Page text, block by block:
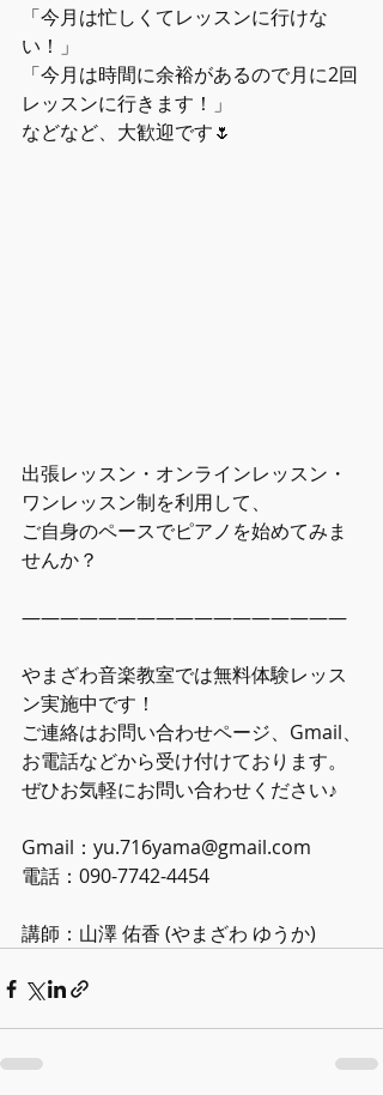
「今月は忙しくてレッスンに行けな
い！」
「今月は時間に余裕があるので月に2回
レッスンに行きます！」
などなど、大歓迎です🌷
出張レッスン・オンラインレッスン・
ワンレッスン制を利用して、
ご自身のペースでピアノを始めてみま
せんか？
―――――――――――――――――
やまざわ音楽教室では無料体験レッス
ン実施中です！
ご連絡はお問い合わせページ、Gmail、
お電話などから受け付けております。
ぜひお気軽にお問い合わせください♪
Gmail：yu.716yama@gmail.com
電話：090-7742-4454
講師：山澤 佑香 (やまざわ ゆうか)